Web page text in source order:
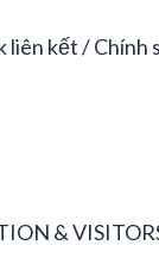
liên kết Chính
&